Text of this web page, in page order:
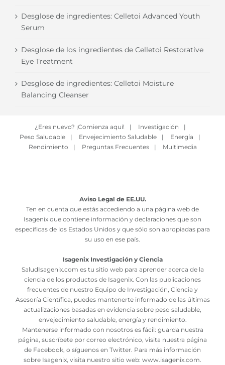
Desglose de ingredientes: Celletoi Advanced Youth
Serum
Desglose de los ingredientes de Celletoi Restorative
Eye Treatment
Desglose de ingredientes: Celletoi Moisture
Balancing Cleanser
¿Eres nuevo? ¡Comienza aquí! | Investigación
|
Peso Saludable
| Envejecimiento Saludable | Energía
|
Rendimiento
| Preguntas Frecuentes | Multimedia
Aviso Legal de EE.UU.
Ten en cuenta que estás accediendo a una página web de
Isagenix que contiene información y declaraciones que son
específicas de los Estados Unidos y que sólo son apropiadas para
su uso en ese país.
Isagenix Investigación y Ciencia
SaludIsagenix.com es tu sitio web para aprender acerca de la
ciencia de los productos de Isagenix. Con las publicaciones
frecuentes de nuestro Equipo de Investigación, Ciencia y
Asesoría Científica, puedes mantenerte informado de las últimas
actualizaciones basadas en evidencia sobre peso saludable,
envejecimiento saludable, energía y rendimiento.
Mantenerse informado con nosotros es fácil: guarda nuestra
página, suscríbete por correo electrónico, visita nuestra página
de Facebook, o síguenos en Twitter. Para más información
sobre Isagenix, visita nuestro sitio web: www.isagenix.com.